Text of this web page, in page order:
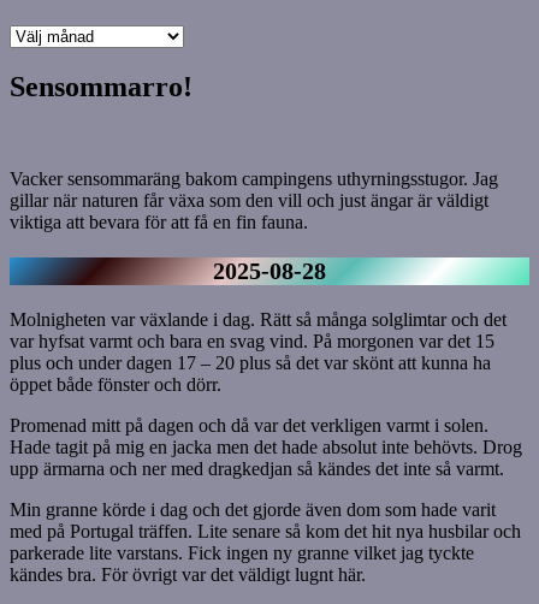
Årets
Sensommarro!
Vacker sensommaräng bakom campingens uthyrningsstugor. Jag
gillar när naturen får växa som den vill och just ängar är väldigt
viktiga att bevara för att få en fin fauna.
2025-08-28
Molnigheten var växlande i dag. Rätt så många solglimtar och det
var hyfsat varmt och bara en svag vind. På morgonen var det 15
plus och under dagen 17 – 20 plus så det var skönt att kunna ha
öppet både fönster och dörr.
Promenad mitt på dagen och då var det verkligen varmt i solen.
Hade tagit på mig en jacka men det hade absolut inte behövts. Drog
upp ärmarna och ner med dragkedjan så kändes det inte så varmt.
Min granne körde i dag och det gjorde även dom som hade varit
med på Portugal träffen. Lite senare så kom det hit nya husbilar och
parkerade lite varstans. Fick ingen ny granne vilket jag tyckte
kändes bra. För övrigt var det väldigt lugnt här.